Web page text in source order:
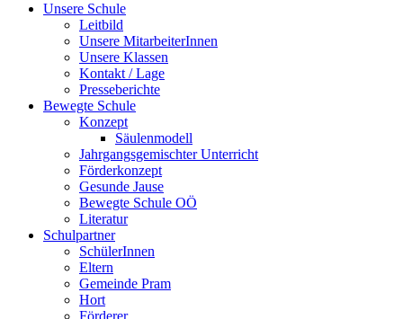
Unsere Schule
Leitbild
Unsere MitarbeiterInnen
Unsere Klassen
Kontakt / Lage
Presseberichte
Bewegte Schule
Konzept
Säulenmodell
Jahrgangsgemischter Unterricht
Förderkonzept
Gesunde Jause
Bewegte Schule OÖ
Literatur
Schulpartner
SchülerInnen
Eltern
Gemeinde Pram
Hort